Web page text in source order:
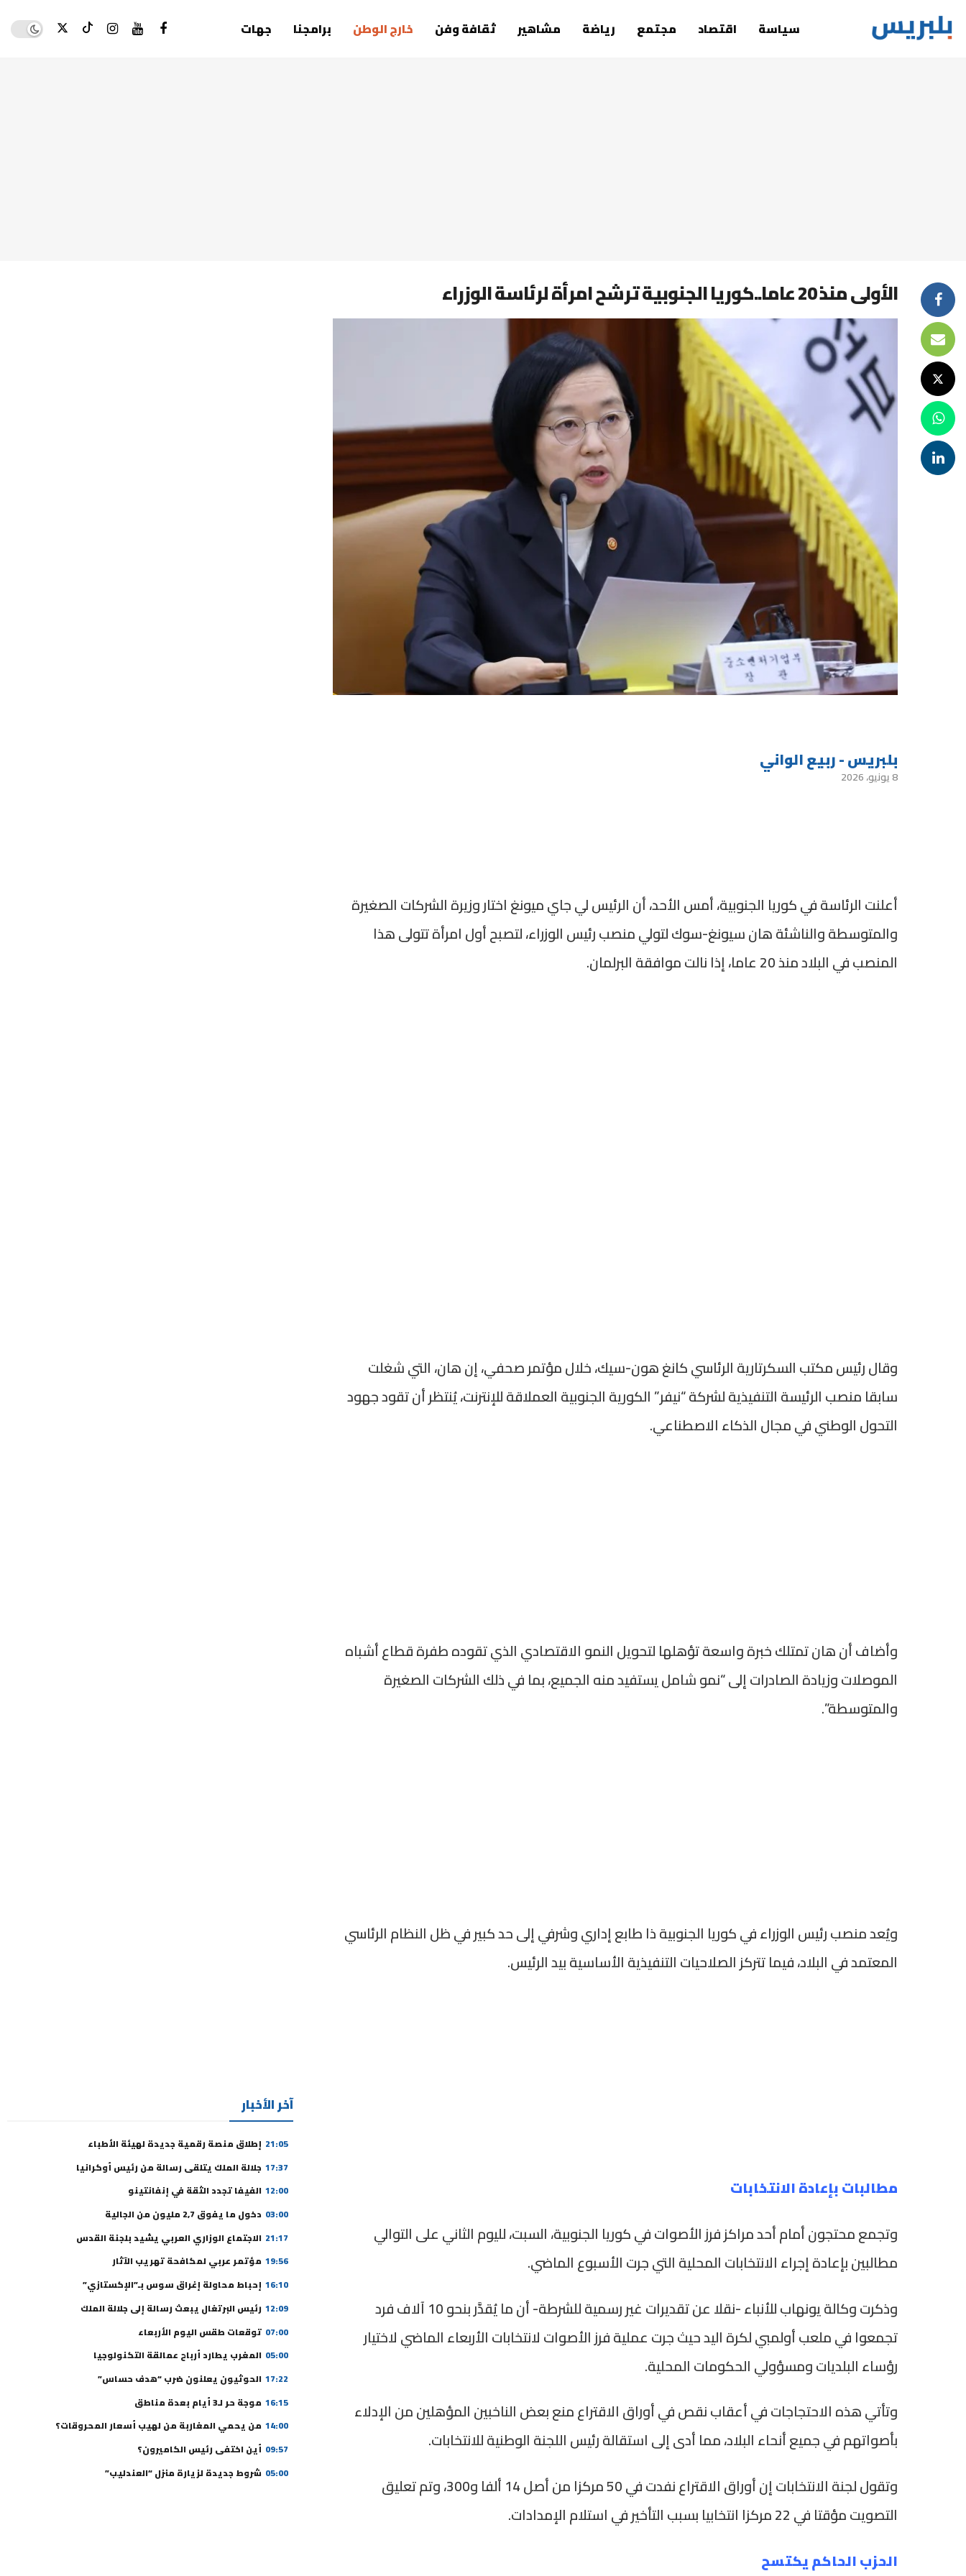
سياسة اقتصاد مجتمع رياضة مشاهير ثقافة وفن خارج الوطن برامجنا جهات mode
الأولى منذ 20 عاما..كوريا الجنوبية ترشح امرأة لرئاسة الوزراء
بلبريس - ربيع الواني
8 يونيو، 2026
أعلنت الرئاسة في كوريا الجنوبية، أمس الأحد، أن الرئيس لي جاي ميونغ اختار وزيرة الشركات الصغيرة
والمتوسطة والناشئة هان سيونغ-سوك لتولي منصب رئيس الوزراء، لتصبح أول امرأة تتولى هذا
المنصب في البلاد منذ 20 عاما، إذا نالت موافقة البرلمان.
وقال رئيس مكتب السكرتارية الرئاسي كانغ هون-سيك، خلال مؤتمر صحفي، إن هان، التي شغلت
سابقا منصب الرئيسة التنفيذية لشركة “نيفر” الكورية الجنوبية العملاقة للإنترنت، يُنتظر أن تقود جهود
التحول الوطني في مجال الذكاء الاصطناعي.
وأضاف أن هان تمتلك خبرة واسعة تؤهلها لتحويل النمو الاقتصادي الذي تقوده طفرة قطاع أشباه
الموصلات وزيادة الصادرات إلى “نمو شامل يستفيد منه الجميع، بما في ذلك الشركات الصغيرة
والمتوسطة”.
ويُعد منصب رئيس الوزراء في كوريا الجنوبية ذا طابع إداري وشرفي إلى حد كبير في ظل النظام الرئاسي
المعتمد في البلاد، فيما تتركز الصلاحيات التنفيذية الأساسية بيد الرئيس.
مطالبات بإعادة الانتخابات
وتجمع محتجون أمام أحد مراكز فرز الأصوات في كوريا الجنوبية، السبت، لليوم الثاني على التوالي
مطالبين بإعادة إجراء الانتخابات المحلية التي جرت الأسبوع الماضي.
وذكرت وكالة يونهاب للأنباء -نقلا عن تقديرات غير رسمية للشرطة- أن ما يُقدَّر بنحو 10 آلاف فرد
تجمعوا في ملعب أولمبي لكرة اليد حيث جرت عملية فرز الأصوات لانتخابات الأربعاء الماضي لاختيار
رؤساء البلديات ومسؤولي الحكومات المحلية.
وتأتي هذه الاحتجاجات في أعقاب نقص في أوراق الاقتراع منع بعض الناخبين المؤهلين من الإدلاء
بأصواتهم في جميع أنحاء البلاد، مما أدى إلى استقالة رئيس اللجنة الوطنية للانتخابات.
وتقول لجنة الانتخابات إن أوراق الاقتراع نفدت في 50 مركزا من أصل 14 ألفا و300، وتم تعليق
التصويت مؤقتا في 22 مركزا انتخابيا بسبب التأخير في استلام الإمدادات.
الحزب الحاكم يكتسح
آخر الأخبار
21:05 إطلاق منصة رقمية جديدة لهيئة الأطباء
17:37 جلالة الملك يتلقى رسالة من رئيس أوكرانيا
12:00 الفيفا تجدد الثقة في إنفانتينو
03:00 دخول ما يفوق 2,7 مليون من الجالية
21:17 الاجتماع الوزاري العربي يشيد بلجنة القدس
19:56 مؤتمر عربي لمكافحة تهريب الآثار
16:10 إحباط محاولة إغراق سوس بـ”الإكستازي”
12:09 رئيس البرتغال يبعث رسالة إلى جلالة الملك
07:00 توقعات طقس اليوم الأربعاء
05:00 المغرب يطارد أرباح عمالقة التكنولوجيا
17:22 الحوثيون يعلنون ضرب “هدف حساس”
16:15 موجة حر لـ3 أيام بعدة مناطق
14:00 من يحمي المغاربة من لهيب أسعار المحروقات؟
09:57 أين اختفى رئيس الكاميرون؟
05:00 شروط جديدة لزيارة منزل “العندليب”